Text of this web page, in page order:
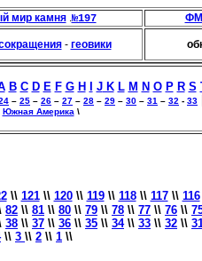
мир камня.№197 ФМ
- геовики
B C D E F G H JK L M N O P R S
– 25 – 26 – 27 – 28 – 29 – 30 – 31 – 32 - 33
Южная Америка \
\\ 121\\ 120\\ 119 \\ 118\\ 117 \\ 116
82 \\ 81 \\ 80 \\ 79 \\ 78 \\ 77 \\ 76 \\
38 \\ 37 \\ 36 \\ 35 \\ 34\\ 33 \\ 32 \\
\\ 3 \\ 2 \\ 1 \\